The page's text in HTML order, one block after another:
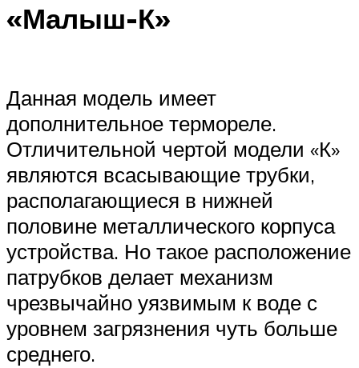
«Малыш-К»
Данная модель имеет
дополнительное термореле.
Отличительной чертой модели «К»
являются всасывающие трубки,
располагающиеся в нижней
половине металлического корпуса
устройства. Но такое расположение
патрубков делает механизм
чрезвычайно уязвимым к воде с
уровнем загрязнения чуть больше
среднего.